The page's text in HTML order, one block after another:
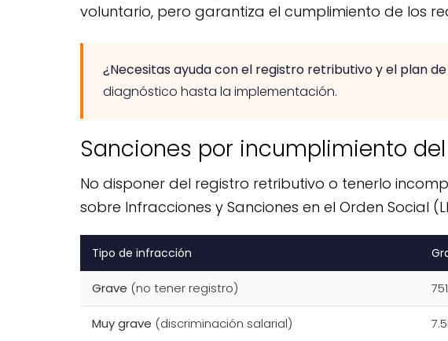
voluntario, pero garantiza el cumplimiento de los
¿Necesitas ayuda con el registro retributivo y el plan
diagnóstico hasta la implementación.
Sanciones por incumplimiento
No disponer del registro retributivo o tenerlo
sobre Infracciones y Sanciones en el Orden Social
Tipo de infracción
Grave (no tener registro)
Muy grave (discriminación salarial)